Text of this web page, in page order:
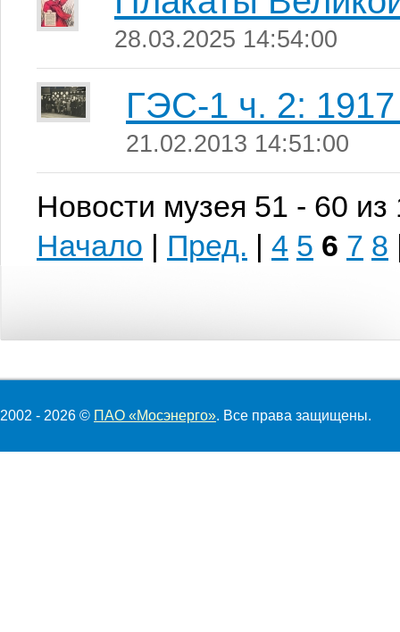
28.03.2025 14:54:00
ГЭС-1 ч. 2:
21.02.2013 14:51:00
Новости музея 51 - 60 из
Начало | Пред. | 4 5 6 7 8
2002 - 2026 © ПАО «Мосэнерго». Все права защищены.